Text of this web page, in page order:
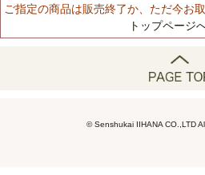
ご指定の商品は販売終了か、ただ今お
トップページ
© Senshukai IIHANA CO.,LTD